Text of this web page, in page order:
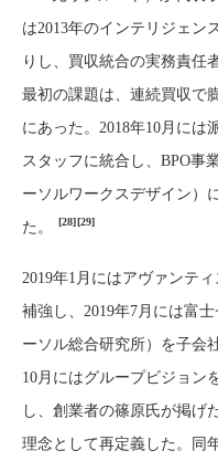
は2013年のインテリジェン
りし、買収統合の実務責任
最初の課題は、連続買収で
にあった。2018年10月には
スタッフに統合し、BPO事
ーソルワークスデザイン）
た。
[28][29]
2019年1月にはアヴァンテ
補強し、2019年7月には富
ーソル総合研究所）を子会
10月にはグループビジョン
し、創業者の篠原氏が掲げ
理念として再定義した。同